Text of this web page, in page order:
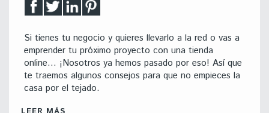
Si tienes tu negocio y quieres llevarlo a la red o vas a
emprender tu próximo proyecto con una tienda
online… ¡Nosotros ya hemos pasado por eso! Así que
te traemos algunos consejos para que no empieces la
casa por el tejado.